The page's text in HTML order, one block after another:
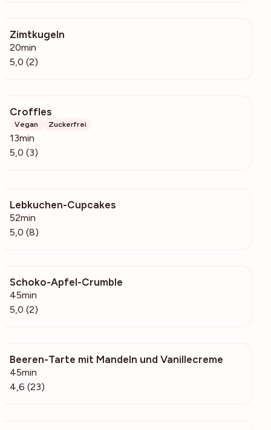
Zimtkugeln
20min
5,0 (2)
Croffles
Vegan Zuckerfrei
13min
5,0 (3)
Lebkuchen-Cupcakes
52min
5,0 (8)
Schoko-Apfel-Crumble
45min
5,0 (2)
Beeren-Tarte mit Mandeln und Vanillecreme
45min
4,6 (23)